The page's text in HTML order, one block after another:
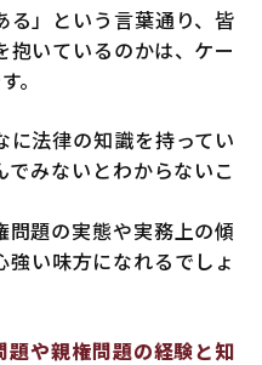
る」という言葉通り、皆
いているのかは、ケー
。
法律の知識を持ってい
みないとわからないこ
題の実態や実務上の傾
い味方になれるでしょ
題や親権問題の経験と知